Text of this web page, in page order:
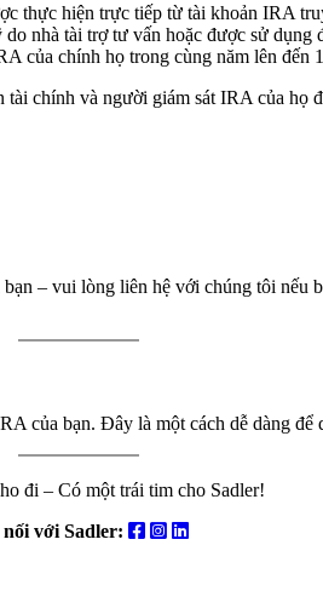
thực hiện trực tiếp từ tài khoản IRA
nhà tài trợ tư vấn hoặc được sử
của chính họ trong cùng năm lên đến
chính và người giám sát IRA của
– vui lòng liên hệ với chúng tôi nếu
của bạn. Đây là một cách dễ dàng để
đi – Có một trái tim cho Sadler!
với Sadler:
Facebook
Instagram
LinkedIn